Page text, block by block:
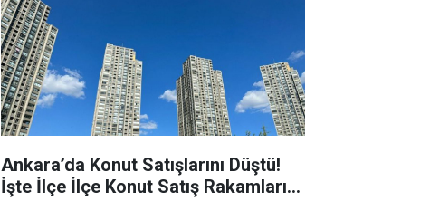
Ankara’da Konut Satışlarını Düştü!
İşte İlçe İlçe Konut Satış Rakamları...